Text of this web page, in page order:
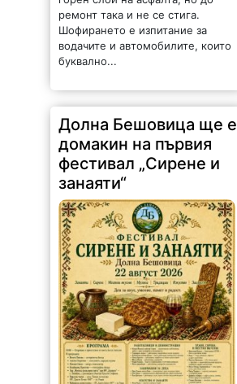
ремонт така и не се стига.
Шофирането е изпитание за
водачите и автомобилите, които
буквално...
Долна Бешовица ще е
домакин на първия
фестивал „Сирене и
занаяти“